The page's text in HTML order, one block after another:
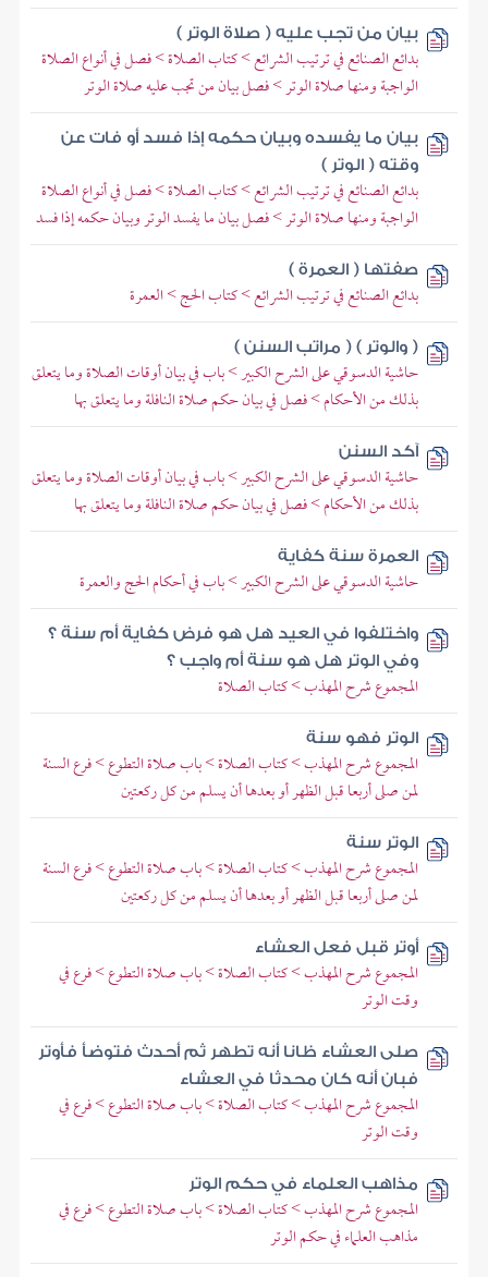
بيان من تجب عليه ( صلاة الوتر )
بدائع الصنائع في ترتيب الشرائع > كتاب الصلاة > فصل في أنواع الصلاة
الواجبة ومنها صلاة الوتر > فصل بيان من تجب عليه صلاة الوتر
بيان ما يفسده وبيان حكمه إذا فسد أو فات عن
وقته ( الوتر )
بدائع الصنائع في ترتيب الشرائع > كتاب الصلاة > فصل في أنواع الصلاة
الواجبة ومنها صلاة الوتر > فصل بيان ما يفسد الوتر وبيان حكمه إذا فسد
صفتها ( العمرة )
بدائع الصنائع في ترتيب الشرائع > كتاب الحج > العمرة
( والوتر ) ( مراتب السنن )
حاشية الدسوقي على الشرح الكبير > باب في بيان أوقات الصلاة وما يتعلق
بذلك من الأحكام > فصل في بيان حكم صلاة النافلة وما يتعلق بها
آكد السنن
حاشية الدسوقي على الشرح الكبير > باب في بيان أوقات الصلاة وما يتعلق
بذلك من الأحكام > فصل في بيان حكم صلاة النافلة وما يتعلق بها
العمرة سنة كفاية
حاشية الدسوقي على الشرح الكبير > باب في أحكام الحج والعمرة
واختلفوا في العيد هل هو فرض كفاية أم سنة ؟
وفي الوتر هل هو سنة أم واجب ؟
المجموع شرح المهذب > كتاب الصلاة
الوتر فهو سنة
المجموع شرح المهذب > كتاب الصلاة > باب صلاة التطوع > فرع السنة
لمن صلى أربعا قبل الظهر أو بعدها أن يسلم من كل ركعتين
الوتر سنة
المجموع شرح المهذب > كتاب الصلاة > باب صلاة التطوع > فرع السنة
لمن صلى أربعا قبل الظهر أو بعدها أن يسلم من كل ركعتين
أوتر قبل فعل العشاء
المجموع شرح المهذب > كتاب الصلاة > باب صلاة التطوع > فرع في
وقت الوتر
صلى العشاء ظانا أنه تطهر ثم أحدث فتوضأ فأوتر
فبان أنه كان محدثا في العشاء
المجموع شرح المهذب > كتاب الصلاة > باب صلاة التطوع > فرع في
وقت الوتر
مذاهب العلماء في حكم الوتر
المجموع شرح المهذب > كتاب الصلاة > باب صلاة التطوع > فرع في
مذاهب العلماء في حكم الوتر